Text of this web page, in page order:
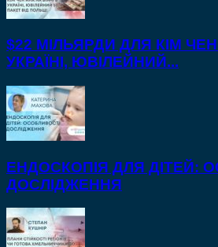
$22 МІЛЬЯРДИ ДЛЯ КІМ
УКРАЇНІ, ЮВІЛЕЙНИЙ...
ЕНДОСКОПІЯ ДЛЯ ДІТЕЙ:
ДОСЛІДЖЕННЯ